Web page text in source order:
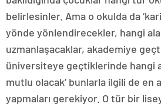
belirlesinler. Ama o okulda da
yönde yönlendirecekler, hangi
uzmanlaşacaklar, akademiye
üniversiteye geçtiklerinde hangi
mutlu olacak’ bunlarla ilgili de en
yapmaları gerekiyor. O tür bir